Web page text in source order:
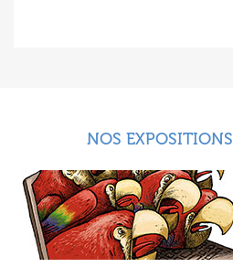
NOS EXPOSITIONS